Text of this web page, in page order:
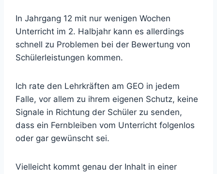
In Jahrgang 12 mit nur wenigen Wochen
Unterricht im 2. Halbjahr kann es allerdings
schnell zu Problemen bei der Bewertung von
Schülerleistungen kommen.
Ich rate den Lehrkräften am GEO in jedem
Falle, vor allem zu ihrem eigenen Schutz, keine
Signale in Richtung der Schüler zu senden,
dass ein Fernbleiben vom Unterricht folgenlos
oder gar gewünscht sei.
Vielleicht kommt genau der Inhalt in einer